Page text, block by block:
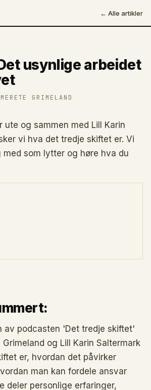
← Alle artikler
usynlige arbeidet
GRIMELAND
ute og sammen med Lill Karin
vi hva det tredje skiftet er. Vi
med som lytter og høre hva du
av podcasten 'Det tredje skiftet'
og Lill Karin Saltermark
er, hvordan det påvirker
man kan fordele ansvar
deler personlige erfaringer,